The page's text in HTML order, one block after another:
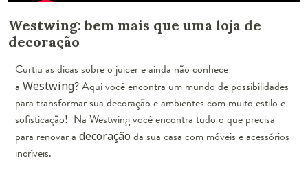
Westwing: bem mais que uma loja de
decoração
Curtiu as dicas sobre o juicer e ainda não conhece
a Westwing? Aqui você encontra um mundo de possibilidades
para transformar sua decoração e ambientes com muito estilo e
sofisticação! Na Westwing você encontra tudo o que precisa
para renovar a decoração da sua casa com móveis e acessórios
incríveis.